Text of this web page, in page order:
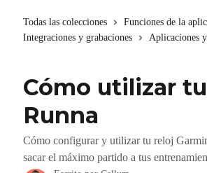
Todas las colecciones
Funciones de la
Integraciones y grabaciones
Aplicaciones
Cómo utilizar
Runna
Cómo configurar y utilizar tu reloj
sacar el máximo partido a tus